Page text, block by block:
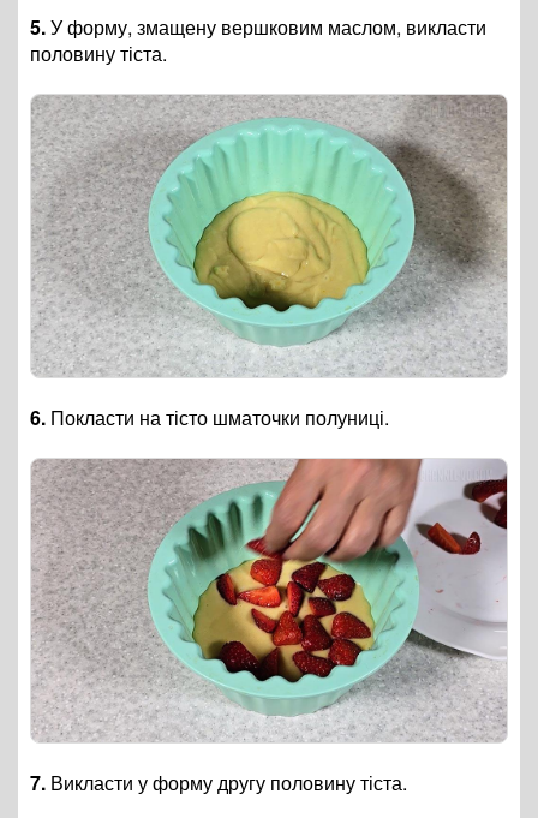
5.У форму, змащену вершковим маслом, викласти
половину тіста.
6. Покласти на тісто шматочки полуниці.
7. Викласти у форму другу половину тіста.